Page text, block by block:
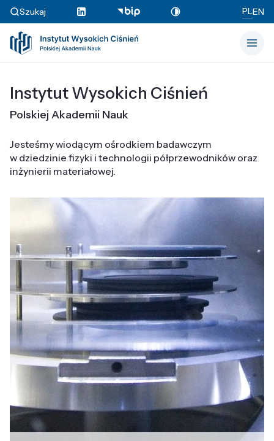
Szukaj PLEN
Instytut Wysokich Ciśnień
Polskiej Akademii Nauk
Jesteśmy wiodącym ośrodkiem badawczym
w dziedzinie fizyki i technologii półprzewodników oraz
inżynierii materiałowej.